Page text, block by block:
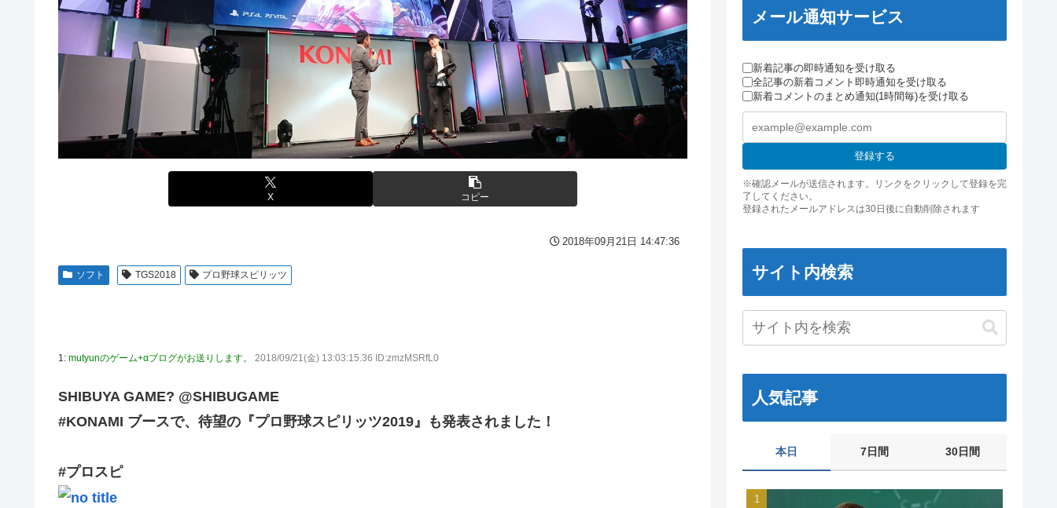
【ウマ娘】わたしの全力受け止めて♡ ←「またへんないきものがふえてる…」
【悲報】人気プロゲーマーと結婚したグラドル、息子の「自閉スペクトラム症」診断にショックで泣く
海外「全部日本の真似だったのか…」 日本の普通のテレビ番組が最新SNSの数十年先を行っていたと話題に
【ウマ娘】ジェンティル「そろそろ狩るわ...♥」
【エ●漫画】乱交物のエ●漫画←これｗｗｗ
【競馬】あの武ルメ痛バッグのファンさん、二人とツーショット！
【学マス】AIライザに対抗して学マスもAIアイドルを出そう
昭和戦隊のロボデザイン、配信で追って見ると…
【悲報】「美人すぎる県警本部長」失職ｗｗｗｗｗｗｗｗｗ
私の彼に裏表がなさすぎる 第3話
【悲報】 めっちゃカメレオンさん、早速パクリゲーが任天堂ストアに登場してしまう……
その後」
【にじさんじ】委員長、Claude Codeまで手出してるんか…『もう何でも作れそうやな』
【動画】タイのティパンコーン王子が日本人女性とデートか？
【悲報】『メイドインアビス』主題歌にVTuber起用→また炎上 もう何回目だよ…
【試合実況】西武２軍スタメン 先発:杉山遙希（2026.8.9）
芸能人 「車の任意保険は強制にしろ、保険にも入れないヤツは運転すんな！法律を改正しろ！！」
【J2第1節 鳥栖×甲府】鳥栖が好相性の甲府に2-0快勝で5年ぶり開幕白星！田中雄大は古巣に恩返しPK弾
X コピー
2018年09月21日 14:47:36
ソフト TGS2018 プロ野球スピリッツ
1: mutyunのゲーム+αブログがお送りします。 2018/09/21(金) 13:03:15.36 ID:zmzMSRfL0
SHIBUYA GAME? @SHIBUGAME
#KONAMI ブースで、待望の『プロ野球スピリッツ2019』も発表されました！
#プロスピ
メール通知サービス
新着記事の即時通知を受け取る
全記事の新着コメント即時通知を受け取る
新着コメントのまとめ通知(1時間毎)を受け取る
登録する
※確認メールが送信されます。リンクをクリックして登録を完
了してください。
登録されたメールアドレスは30日後に自動削除されます
サイト内検索
人気記事
本日 7日間 30日間